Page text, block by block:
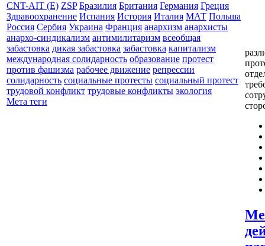
CNT-AIT (E) ZSP Бразилия Британия Германия Греция
Здравоохранение Испания История Италия МАТ Польша
Россия Сербия Украина Франция анархизм анархисты
анархо-синдикализм антимилитаризм всеобщая
забастовка дикая забастовка забастовка капитализм
международная солидарность образование протест
против фашизма рабочее движение репрессии
солидарность социальные протесты социальный протест
трудовой конфликт трудовые конфликты экология
Мета теги